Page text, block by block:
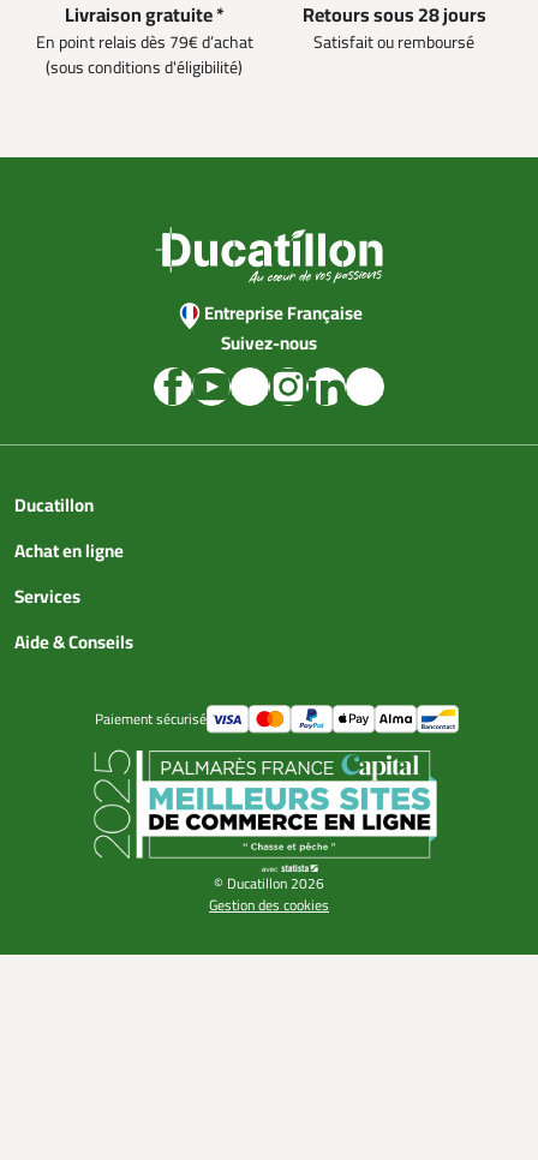
Livraison gratuite *
En point relais dès 79€ d’achat
(sous conditions d'éligibilité)
Retours sous 28 jours
Satisfait ou remboursé
Entreprise Française
Suivez-nous
Ducatillon
Achat en ligne
Services
Aide & Conseils
Paiement sécurisé
© Ducatillon 2026
Gestion des cookies